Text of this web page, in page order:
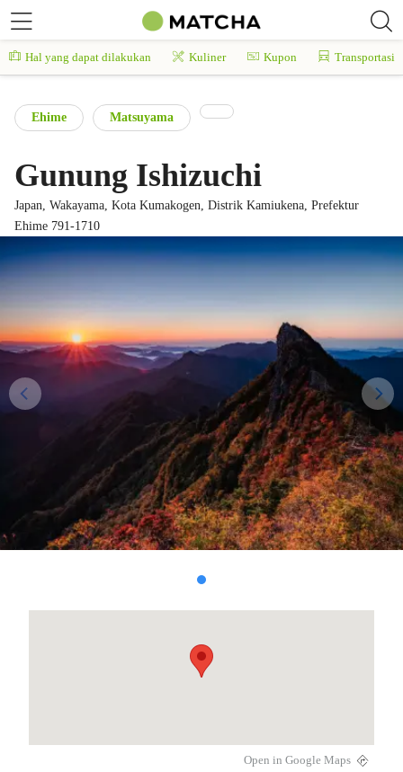
Hal yang dapat dilakukan Kuliner Kupon Transportasi
Ehime Matsuyama
Gunung Ishizuchi
Japan, Wakayama, Kota Kumakogen, Distrik Kamiukena, Prefektur
Ehime 791-1710
Open in Google Maps